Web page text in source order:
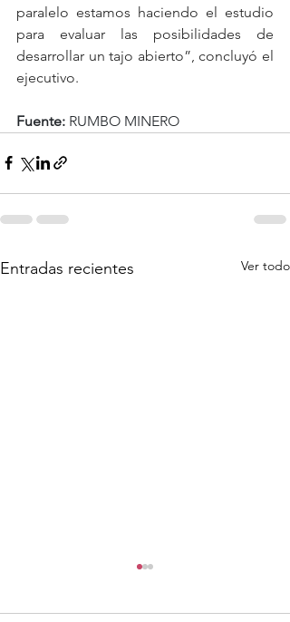
paralelo estamos haciendo el estudio
para evaluar las posibilidades de
desarrollar un tajo abierto”, concluyó el
ejecutivo.
Fuente: RUMBO MINERO
Entradas recientes Ver todo